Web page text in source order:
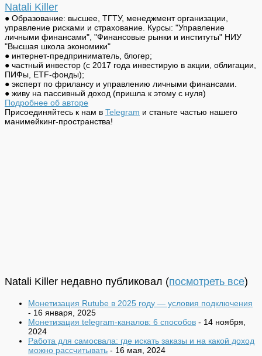
Natali Killer
● Образование: высшее, ТГТУ, менеджмент организации,
управление рисками и страхование. Курсы: "Управление
личными финансами", "Финансовые рынки и институты" НИУ
"Высшая школа экономики"
● интернет-предприниматель, блогер;
● частный инвестор (с 2017 года инвестирую в акции, облигации,
ПИФы, ETF-фонды);
● эксперт по фрилансу и управлению личными финансами.
● живу на пассивный доход (пришла к этому с нуля)
Подробнее об авторе
Присоединяйтесь к нам в Telegram и станьте частью нашего
манимейкинг-пространства!
Natali Killer недавно публиковал (посмотреть все)
Монетизация Rutube в 2025 году — условия подключения
- 16 января, 2025
Монетизация telegram-каналов: 6 способов - 14 ноября,
2024
Работа для самосвала: где искать заказы и на какой доход
можно рассчитывать - 16 мая, 2024